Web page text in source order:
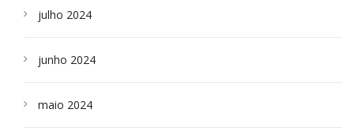
julho 2024
junho 2024
maio 2024